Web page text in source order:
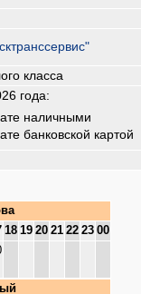
класса
года:
наличными
банковской картой
18 19 20 21 22 23 00